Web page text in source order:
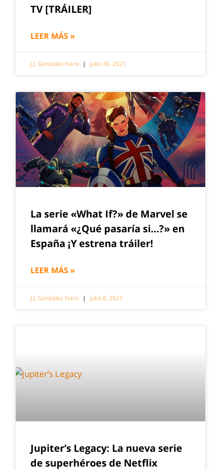
TV [TRÁILER]
LEER MÁS »
J.J. González Haro julio 30, 2021
La serie «What If?» de Marvel se
llamará «¿Qué pasaría si…?» en
España ¡Y estrena tráiler!
LEER MÁS »
J.J. González Haro julio 8, 2021
Jupiter’s Legacy: La nueva serie
de superhéroes de Netflix